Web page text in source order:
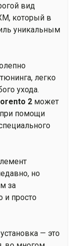
вид
который в
уникальным
легко
ухода.
2 может
при помощи
но
за
и просто
— это